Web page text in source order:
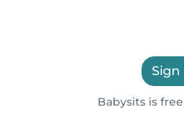
Sign
Babysits is